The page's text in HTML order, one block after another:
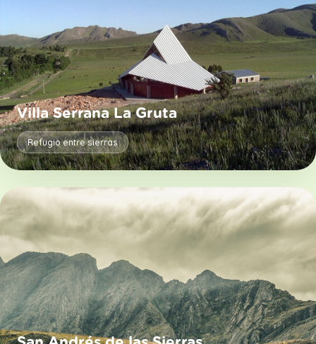
Villa Serrana La Gruta
Refugio entre sierras